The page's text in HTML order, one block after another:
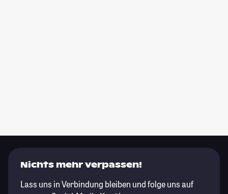
Nichts mehr verpassen!
Lass uns in Verbindung bleiben und folge uns auf